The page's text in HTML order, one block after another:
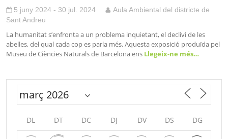
5 juny 2024 - 30 jul. 2024
Aula Ambiental del districte de
Sant Andreu
La humanitat s’enfronta a un problema inquietant, el declivi de les
abelles, del qual cada cop es parla més. Aquesta exposició produïda pel
Museu de Ciències Naturals de Barcelona ens Llegeix-ne més…
DL DT DC DJ DV DS DG